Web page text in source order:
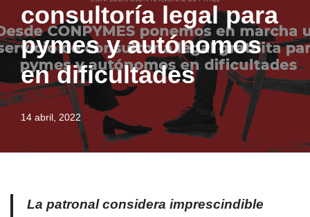
consultoría legal para
pymes y autónomos
en dificultades
14 abril, 2022
La patronal considera imprescindible